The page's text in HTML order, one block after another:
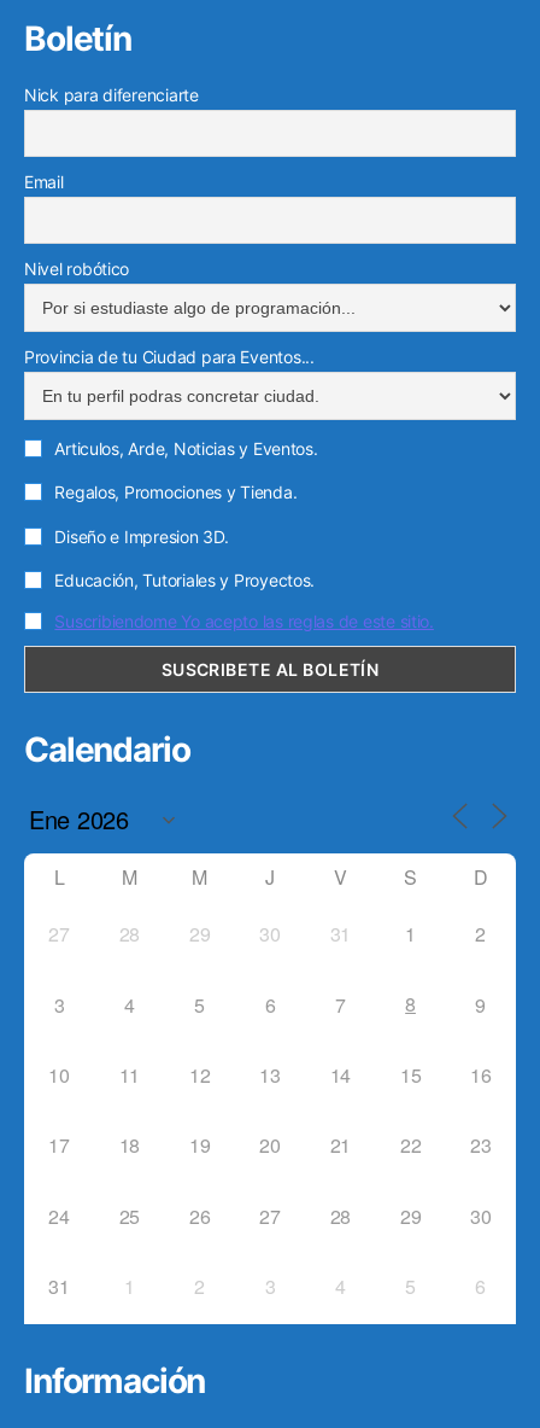
Boletín
Nick para diferenciarte
Email
Nivel robótico
Provincia de tu Ciudad para Eventos...
Articulos, Arde, Noticias y Eventos.
Regalos, Promociones y Tienda.
Diseño e Impresion 3D.
Educación, Tutoriales y Proyectos.
Suscribiendome Yo acepto las reglas de este sitio.
Calendario
L M M J V S D
27 28 29 30 31 1 2
3 4 5 6 7 8 9
10 11 12 13 14 15 16
17 18 19 20 21 22 23
24 25 26 27 28 29 30
31 1 2 3 4 5 6
Información